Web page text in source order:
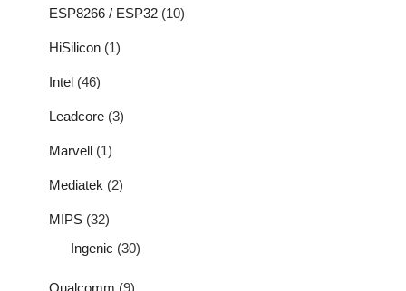
ESP8266 / ESP32 (10)
HiSilicon (1)
Intel (46)
Leadcore (3)
Marvell (1)
Mediatek (2)
MIPS (32)
Ingenic (30)